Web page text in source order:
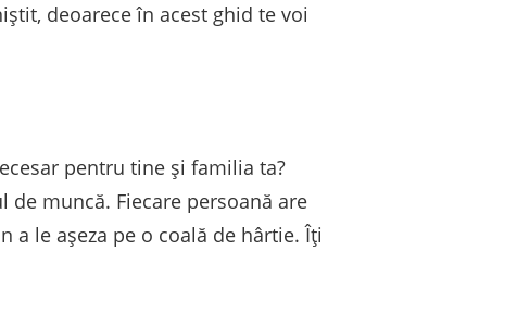
deoarece în acest ghid te voi
pentru tine și familia ta?
muncă. Fiecare persoană are
a le așeza pe o coală de hârtie. Îți